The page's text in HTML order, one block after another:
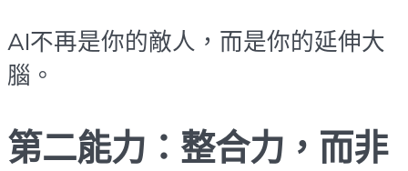
AI不再是你的敵人，而是你的延伸大
腦。
第二能力：整合力，而非